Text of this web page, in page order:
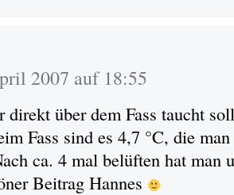
2007 auf 18:55
direkt über dem Fass taucht
Fass sind es 4,7 °C, die
ca. 4 mal belüften hat man
Beitrag Hannes